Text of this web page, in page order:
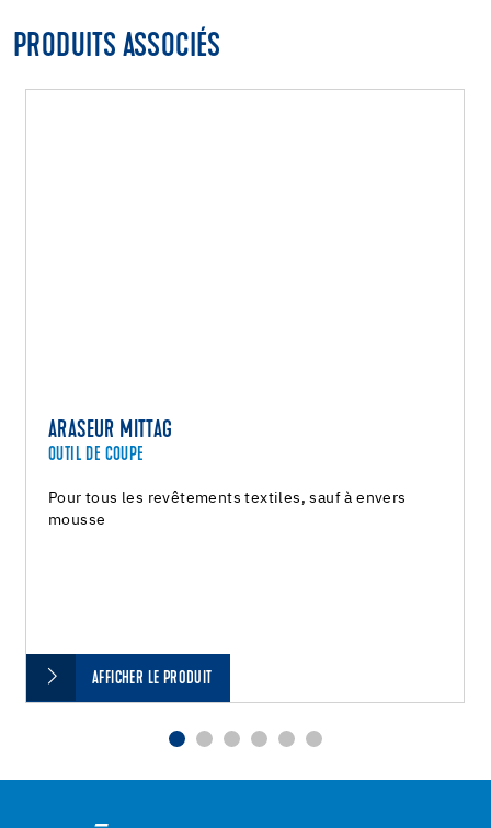
PRODUITS ASSOCIÉS
ARASEUR MITTAG
OUTIL DE COUPE
Pour tous les revêtements textiles, sauf à envers
mousse
AFFICHER LE PRODUIT